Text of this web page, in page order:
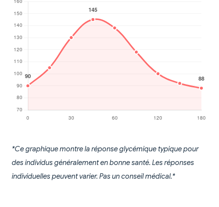
*Ce graphique montre la réponse glycémique typique pour
des individus généralement en bonne santé. Les réponses
individuelles peuvent varier. Pas un conseil médical.*